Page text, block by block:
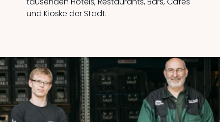
und Kioske der Stadt.